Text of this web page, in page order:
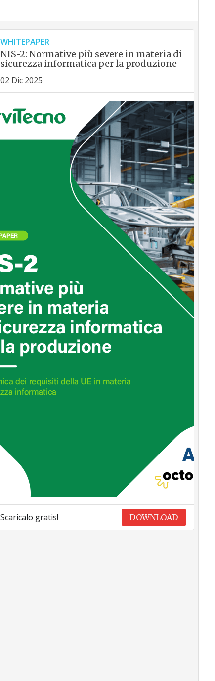
WHITEPAPER
NIS-2: Normative più severe in materia di
sicurezza informatica per la produzione
02 Dic 2025
Scaricalo gratis! DOWNLOAD